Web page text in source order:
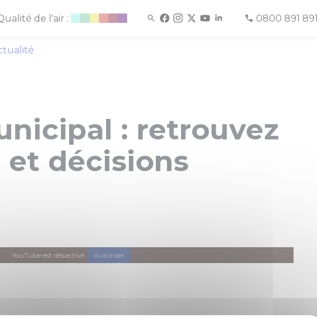
de l'air : 0800 891 891
: retrouvez
et décisions
YouTube est désactivé. Autoriser